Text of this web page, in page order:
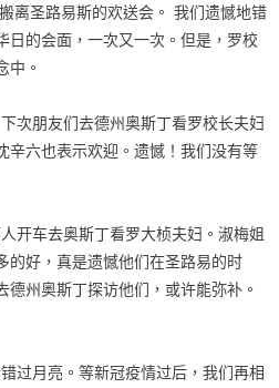
圣路易斯的欢送会。 我们遗憾地错
日的会面，一次又一次。但是，罗校
中。
次朋友们去德州奥斯丁看罗校长夫妇
辛六也表示欢迎。遗憾！我们没有等
开车去奥斯丁看罗大桢夫妇。淑梅姐
的好，真是遗憾他们在圣路易的时
州奥斯丁探访他们，或许能弥补。
过月亮。等新冠疫情过后，我们再相